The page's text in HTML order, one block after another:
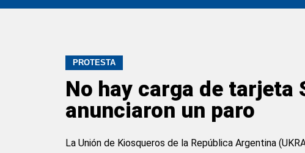
PROTESTA
No hay carga de tarjeta
anunciaron un paro
La Unión de Kiosqueros de la República Argentina